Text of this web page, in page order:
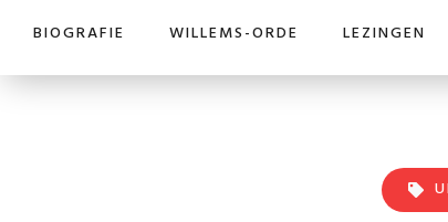
BIOGRAFIE WILLEMS-ORDE LEZINGEN